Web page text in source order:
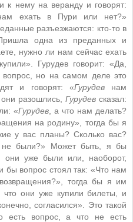
нему на веранду и говорят:
ехать в Пури или нет?»
разъезжаются: кто-то в
одна из преданных и
нужно ли нам сейчас ехать
Гурудев говорит: «Да,
вопрос, но на самом деле это
и говорят: «Гурудевнам
разошлись, Гурудев сказал:
«Гурудев, а что нам делать?
на родину», тогда бы я
у вас планы? Сколько вас?
были?» Может быть, я бы
они уже были или, наоборот,
вопрос стоял так: «Что нам
тогда бы я им
что они уже купили билеты, и
согласился». Это такой
есть вопрос, а что не есть